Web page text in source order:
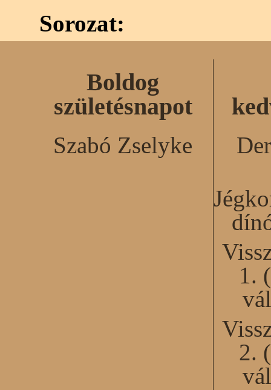
Sorozat:
Boldog
születésnapot
Szabó Zselyke
1.
2.